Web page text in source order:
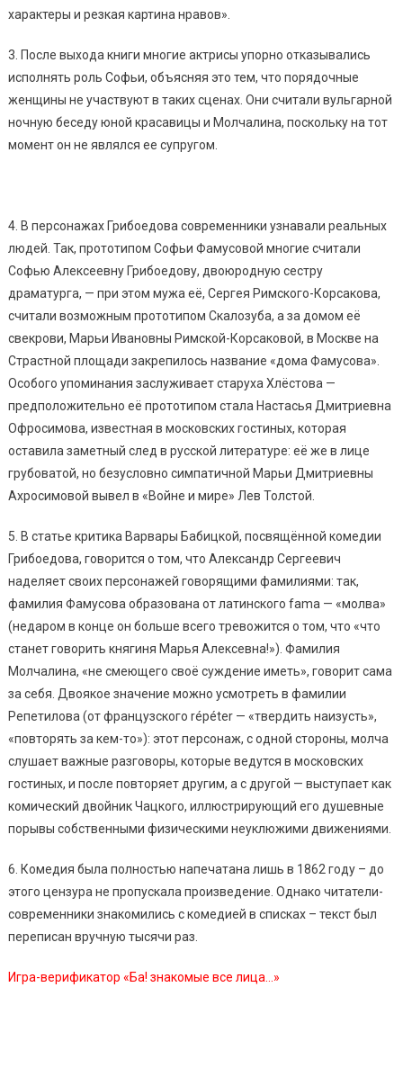
характеры и резкая картина нравов».
3. После выхода книги многие актрисы упорно отказывались
исполнять роль Софьи, объясняя это тем, что порядочные
женщины не участвуют в таких сценах. Они считали вульгарной
ночную беседу юной красавицы и Молчалина, поскольку на тот
момент он не являлся ее супругом.
4. В персонажах Грибоедова современники узнавали реальных
людей. Так, прототипом Софьи Фамусовой многие считали
Софью Алексеевну Грибоедову, двоюродную сестру
драматурга, — при этом мужа её, Сергея Римского-Корсакова,
считали возможным прототипом Скалозуба, а за домом её
свекрови, Марьи Ивановны Римской-Корсаковой, в Москве на
Страстной площади закрепилось название «дома Фамусова».
Особого упоминания заслуживает старуха Хлёстова —
предположительно её прототипом стала Настасья Дмитриевна
Офросимова, известная в московских гостиных, которая
оставила заметный след в русской литературе: её же в лице
грубоватой, но безусловно симпатичной Марьи Дмитриевны
Ахросимовой вывел в «Войне и мире» Лев Толстой.
5. В статье критика Варвары Бабицкой, посвящённой комедии
Грибоедова, говорится о том, что Александр Сергеевич
наделяет своих персонажей говорящими фамилиями: так,
фамилия Фамусова образована от латинского fama — «молва»
(недаром в конце он больше всего тревожится о том, что «что
станет говорить княгиня Марья Алексевна!»). Фамилия
Молчалина, «не смеющего своё суждение иметь», говорит сама
за себя. Двоякое значение можно усмотреть в фамилии
Репетилова (от французского répéter — «твердить наизусть»,
«повторять за кем-то»): этот персонаж, с одной стороны, молча
слушает важные разговоры, которые ведутся в московских
гостиных, и после повторяет другим, а с другой — выступает как
комический двойник Чацкого, иллюстрирующий его душевные
порывы собственными физическими неуклюжими движениями.
6. Комедия была полностью напечатана лишь в 1862 году – до
этого цензура не пропускала произведение. Однако читатели-
современники знакомились с комедией в списках – текст был
переписан вручную тысячи раз.
Игра-верификатор «Ба! знакомые все лица…»